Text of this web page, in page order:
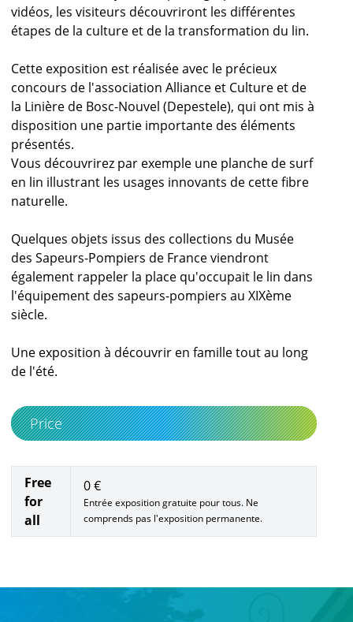
vidéos, les visiteurs découvriront les différentes
étapes de la culture et de la transformation du lin.
Cette exposition est réalisée avec le précieux
concours de l'association Alliance et Culture et de
la Linière de Bosc-Nouvel (Depestele), qui ont mis à
disposition une partie importante des éléments
présentés.
Vous découvrirez par exemple une planche de surf
en lin illustrant les usages innovants de cette fibre
naturelle.
Quelques objets issus des collections du Musée
des Sapeurs-Pompiers de France viendront
également rappeler la place qu'occupait le lin dans
l'équipement des sapeurs-pompiers au XIXème
siècle.
Une exposition à découvrir en famille tout au long
de l'été.
Price
Free
for
all
0 €
Entrée exposition gratuite pour tous. Ne
comprends pas l'exposition permanente.